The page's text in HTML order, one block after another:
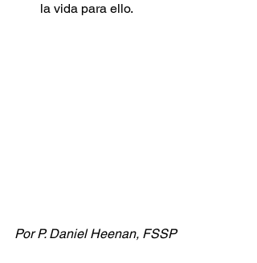
la vida para ello.
Por P. Daniel Heenan, FSSP